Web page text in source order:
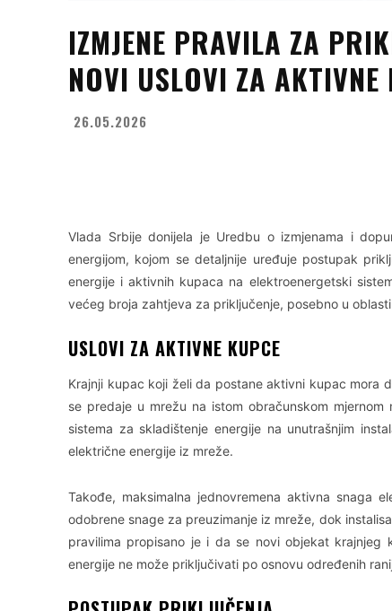
IZMJENE PRAVILA ZA
NOVI USLOVI ZA
26.05.2026
Vlada Srbije donijela je Uredbu o izmjenama i
energijom, kojom se detaljnije uređuje postupak
energije i aktivnih kupaca na elektroenergetski
većeg broja zahtjeva za priključenje, posebno u
USLOVI ZA AKTIVNE KUPCE
Krajnji kupac koji želi da postane aktivni kupac mora
se predaje u mrežu na istom obračunskom
sistema za skladištenje energije na unutrašnjim
električne energije iz mreže.
Takođe, maksimalna jednovremena aktivna snaga
odobrene snage za preuzimanje iz mreže, dok
pravilima propisano je i da se novi objekat krajnjeg
energije ne može priključivati po osnovu određenih